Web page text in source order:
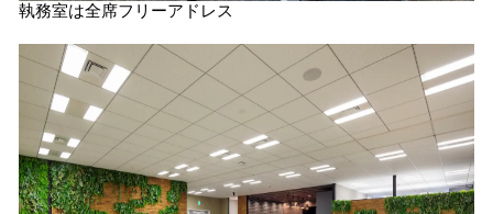
執務室は全席フリーアドレス